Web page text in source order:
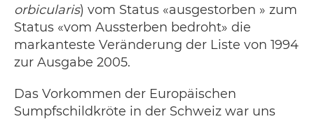
orbicularis) vom Status «ausgestorben » zum
Status «vom Aussterben bedroht» die
markanteste Veränderung der Liste von 1994
zur Ausgabe 2005.
Das Vorkommen der Europäischen
Sumpfschildkröte in der Schweiz war uns